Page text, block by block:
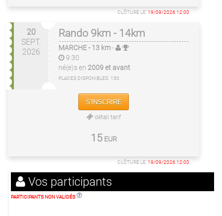
CLÔTURE LE:19/09/2026 12:00
20
SEPT.
2026
Rando 9km - 14km
MARCHE- 13 km-
9:30
né(e)s en 2009 et avant
PLACES DISPONIBLES: 150
S'INSCRIRE
détail tarif
15 EUR
CLÔTURE LE:19/09/2026 12:00
Vos participants
PARTICIPANTS NON VALIDÉS